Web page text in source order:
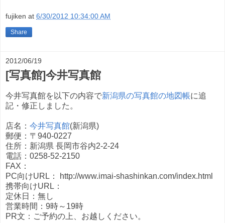
fujiken at 6/30/2012 10:34:00 AM
Share
2012/06/19
[写真館]今井写真館
今井写真館を以下の内容で新潟県の写真館の地図帳に追
記・修正しました。
店名： 今井写真館(新潟県)
郵便：〒940-0227
住所：新潟県 長岡市谷内2-2-24
電話：0258-52-2150
FAX：
PC向けURL： http://www.imai-shashinkan.com/index.html
携帯向けURL：
定休日：無し
営業時間：9時～19時
PR文：ご予約の上、お越しください。